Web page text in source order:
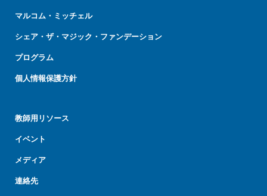
マルコム・ミッチェル
シェア・ザ・マジック・ファンデーション
プログラム
個人情報保護方針
教師用リソース
イベント
メディア
連絡先